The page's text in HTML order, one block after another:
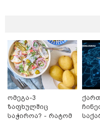
ომეგა-3
ზაფხულშიც
საჭიროა? - რატომ